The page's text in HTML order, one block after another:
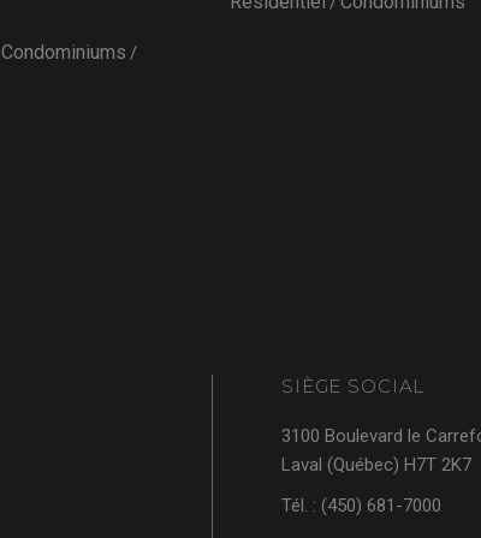
Condominiums
SIÈGE SOCIAL
3100 Boulevard le
Laval (Québec) H7T 2K7
Tél. : (450) 681-7000